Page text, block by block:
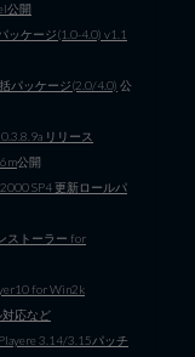
公開
ッケージ(1.0-4.0) v1.1
パッケージ(2.0/4.0) 公
リリース
公開
SP4 更新ロールパ
ストーラー for
for Win2k
応など
3.14/3.15パッチ